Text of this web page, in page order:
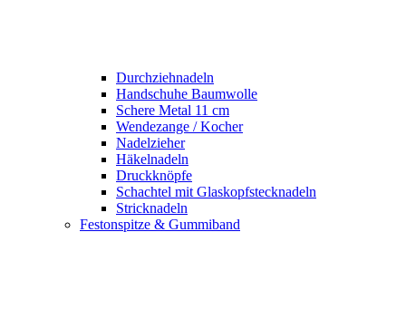
Durchziehnadeln
Handschuhe Baumwolle
Schere Metal 11 cm
Wendezange / Kocher
Nadelzieher
Häkelnadeln
Druckknöpfe
Schachtel mit Glaskopfstecknadeln
Stricknadeln
Festonspitze & Gummiband